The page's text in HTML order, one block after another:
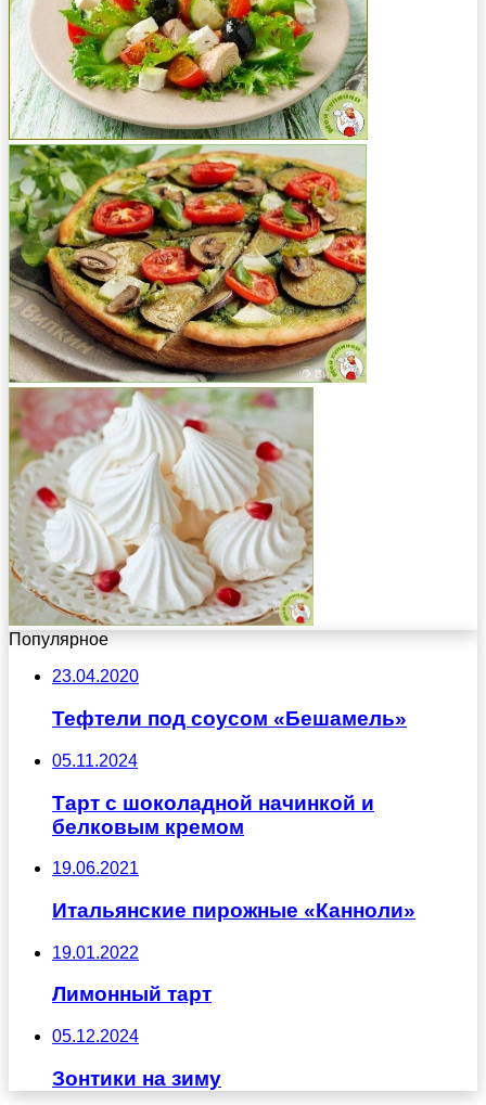
Популярное
23.04.2020
Тефтели под соусом «Бешамель»
05.11.2024
Тарт с шоколадной начинкой и
белковым кремом
19.06.2021
Итальянские пирожные «Канноли»
19.01.2022
Лимонный тарт
05.12.2024
Зонтики на зиму